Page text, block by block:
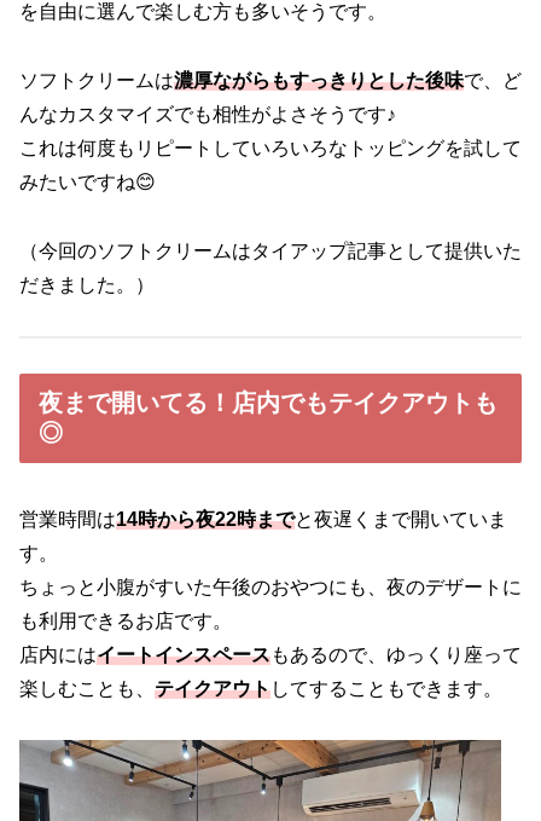
を自由に選んで楽しむ方も多いそうです。
ソフトクリームは濃厚ながらもすっきりとした後味で、ど
んなカスタマイズでも相性がよさそうです♪
これは何度もリピートしていろいろなトッピングを試して
みたいですね😊
（今回のソフトクリームはタイアップ記事として提供いた
だきました。）
夜まで開いてる！店内でもテイクアウトも
◎
営業時間は14時から夜22時までと夜遅くまで開いていま
す。
ちょっと小腹がすいた午後のおやつにも、夜のデザートに
も利用できるお店です。
店内にはイートインスペースもあるので、ゆっくり座って
楽しむことも、 テイクアウトしてすることもできます。